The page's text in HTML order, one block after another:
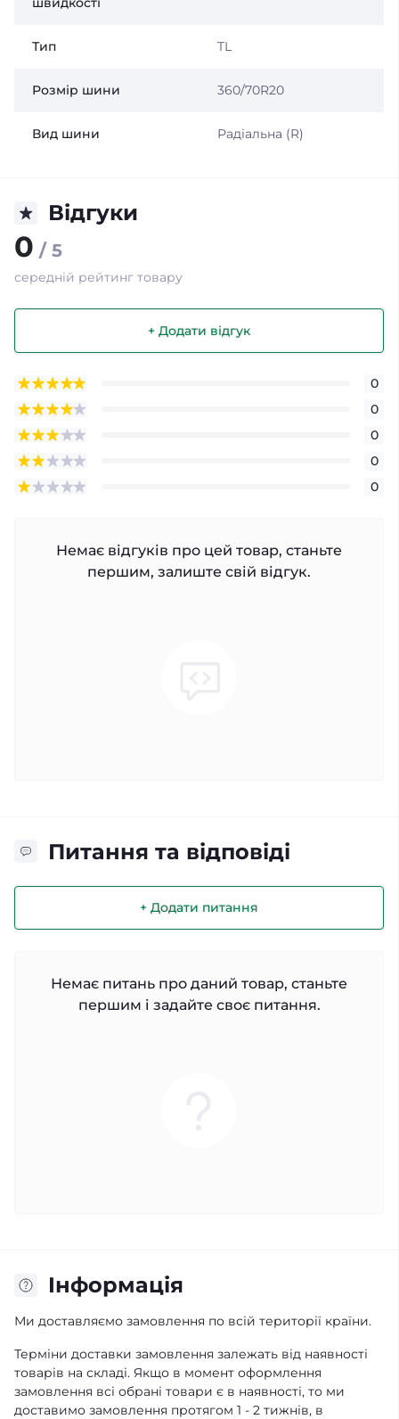
Тип TL
Розмір шини 360/70R20
Вид шини Радіальна (R)
Відгуки
0 / 5
середній рейтинг товару
+ Додати відгук
0
0
0
0
0
Немає відгуків про цей товар, станьте
першим, залиште свій відгук.
Питання та відповіді
+ Додати питання
Немає питань про даний товар, станьте
першим і задайте своє питання.
Iнформація
Ми доставляємо замовлення по всій території країни.
Терміни доставки замовлення залежать від наявності
товарів на складі. Якщо в момент оформлення
замовлення всі обрані товари є в наявності, то ми
доставимо замовлення протягом 1 - 2 тижнів, в